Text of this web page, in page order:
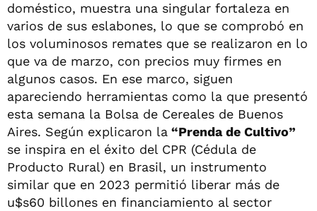
doméstico, muestra una singular fortaleza en
varios de sus eslabones, lo que se comprobó en
los voluminosos remates que se realizaron en lo
que va de marzo, con precios muy firmes en
algunos casos. En ese marco, siguen
apareciendo herramientas como la que presentó
esta semana la Bolsa de Cereales de Buenos
Aires. Según explicaron la “Prenda de Cultivo”
se inspira en el éxito del CPR (Cédula de
Producto Rural) en Brasil, un instrumento
similar que en 2023 permitió liberar más de
u$s60 billones en financiamiento al sector